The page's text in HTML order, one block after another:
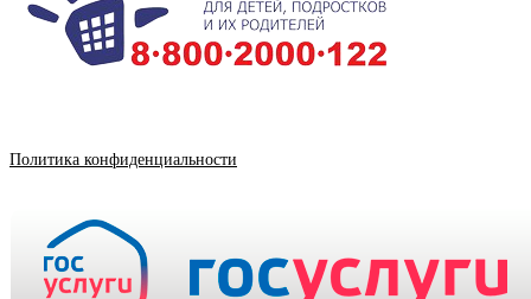
Политика конфиденциальности